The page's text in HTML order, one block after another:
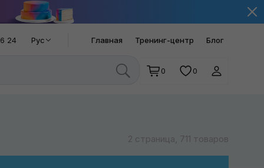
24 Рус Главная Тренинг-центр Блог
0 0
2 страница, 711 товаров